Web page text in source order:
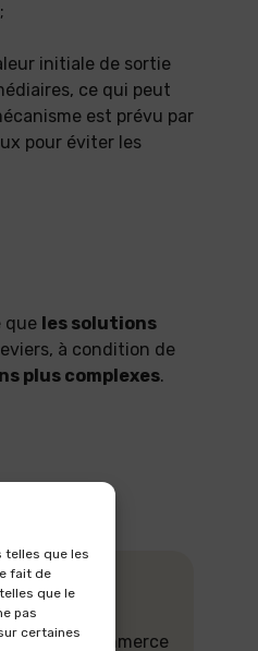
telles que les
fait de
que le
pas
certaines
initiale de sortie
ce qui peut
est prévu par
pour éviter les
que les solutions
à condition de
plus complexes.
droit du commerce